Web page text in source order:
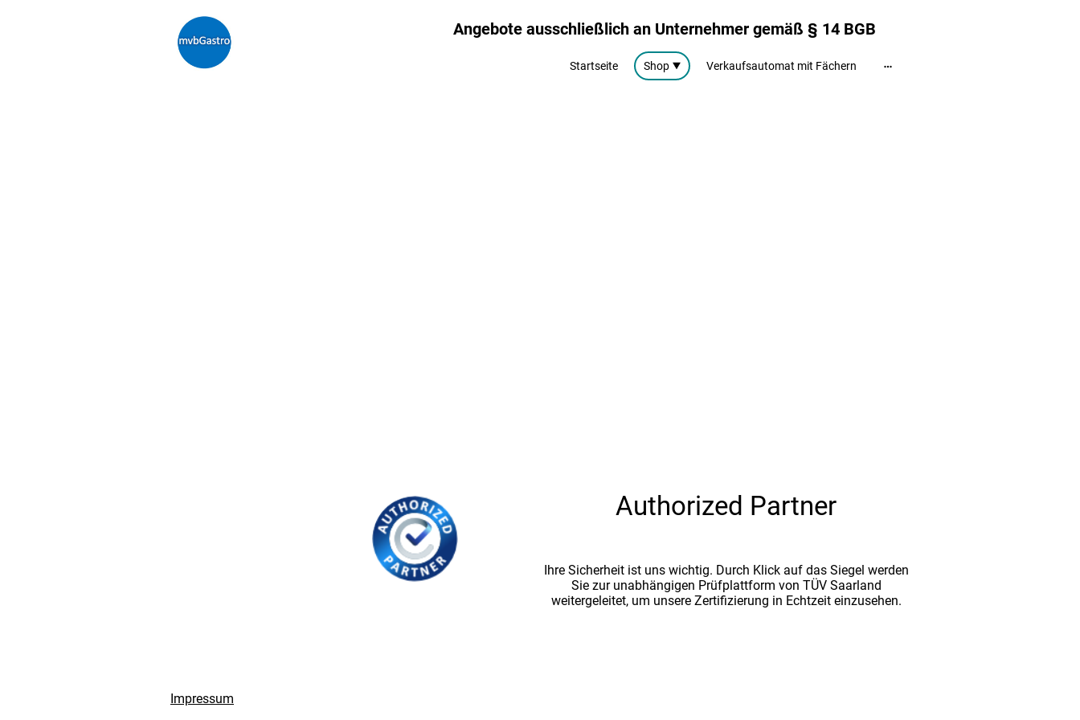
Angebote ausschließlich an Unternehmer gemäß § 14 BGB
Startseite Shop Verkaufsautomat mit Fächern
Authorized Partner
Ihre Sicherheit ist uns wichtig. Durch Klick auf das Siegel werden
Sie zur unabhängigen Prüfplattform von TÜV Saarland
weitergeleitet, um unsere Zertifizierung in Echtzeit einzusehen.
Impressum